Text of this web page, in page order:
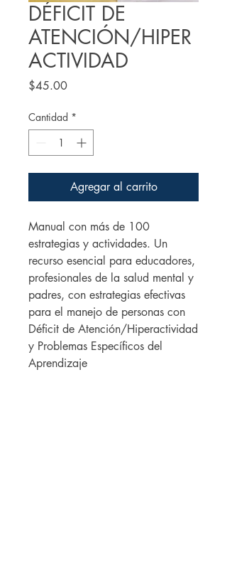
DÉFICIT DE
ATENCIÓN/HIPER
ACTIVIDAD
$45.00Precio
Cantidad *
Agregar al carrito
Manual con más de 100
estrategias y actividades. Un
recurso esencial para educadores,
profesionales de la salud mental y
padres, con estrategias efectivas
para el manejo de personas con
Déficit de Atención/Hiperactividad
y Problemas Específicos del
Aprendizaje